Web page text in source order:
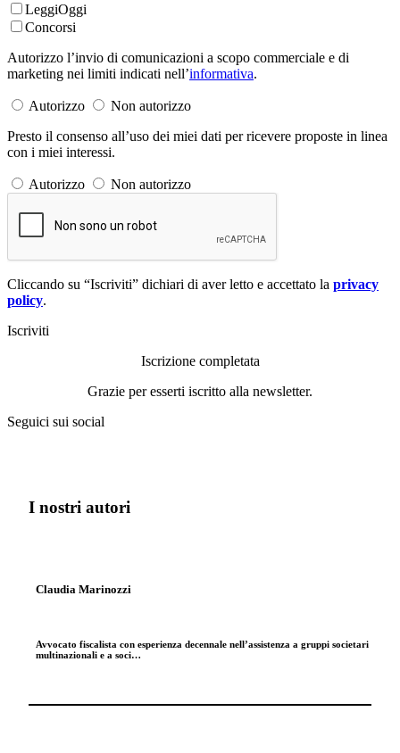
LeggiOggi
Concorsi
Autorizzo l’invio di comunicazioni a scopo commerciale e di
marketing nei limiti indicati nell’informativa.
Autorizzo
Non autorizzo
Presto il consenso all’uso dei miei dati per ricevere proposte in linea
con i miei interessi.
Autorizzo Non autorizzo
Cliccando su “Iscriviti” dichiari di aver letto e accettato la privacy
policy.
Iscriviti
Iscrizione completata
Grazie per esserti iscritto alla newsletter.
Seguici sui social
I nostri autori
Claudia Marinozzi
Avvocato fiscalista con esperienza decennale nell’assistenza a gruppi societari
multinazionali e a soci…